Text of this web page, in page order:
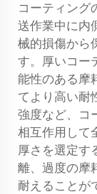
コーティング
送作業中に内
械的損傷から
す。厚いコー
能性のある摩
てより高い耐
強度など、コ
相互作用して
厚さを選定す
離、過度の摩
耐えることが